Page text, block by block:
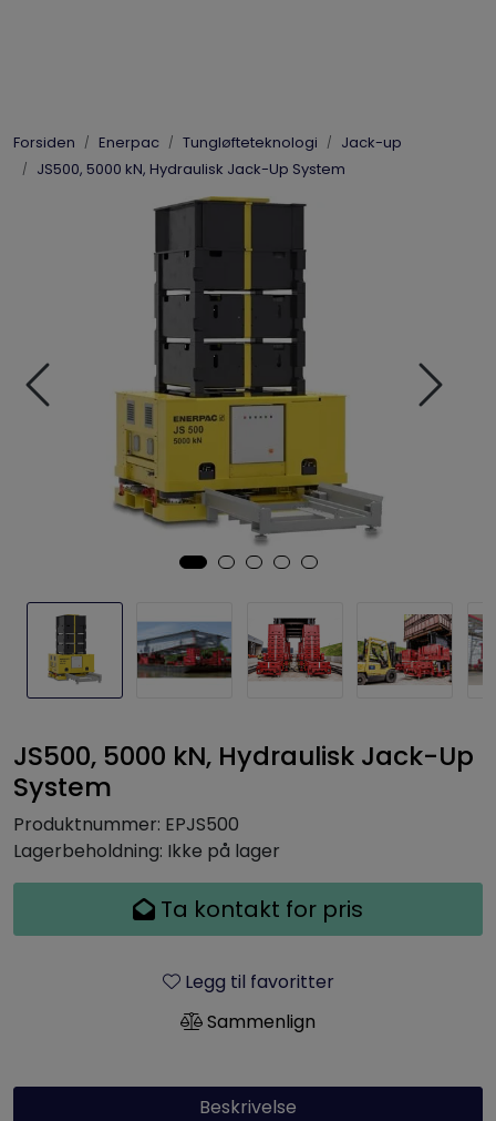
Forsiden Enerpac Tungløfteteknologi
Jack-up
JS500, 5000 kN, Hydraulisk Jack-Up System
JS500, 5000 kN, Hydraulisk Jack-Up
System
Produktnummer: EPJS500
Lagerbeholdning: Ikke på lager
Ta kontakt for pris
Legg til favoritter
Sammenlign
Beskrivelse
Enerpac
inkl. mva.